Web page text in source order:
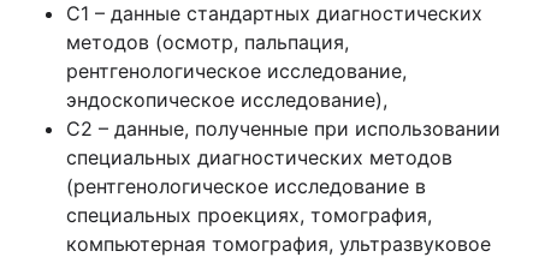
С1 – данные стандартных диагностических
методов (осмотр, пальпация,
рентгенологическое исследование,
эндоскопическое исследование),
С2 – данные, полученные при использовании
специальных диагностических методов
(рентгенологическое исследование в
специальных проекциях, томография,
компьютерная томография, ультразвуковое